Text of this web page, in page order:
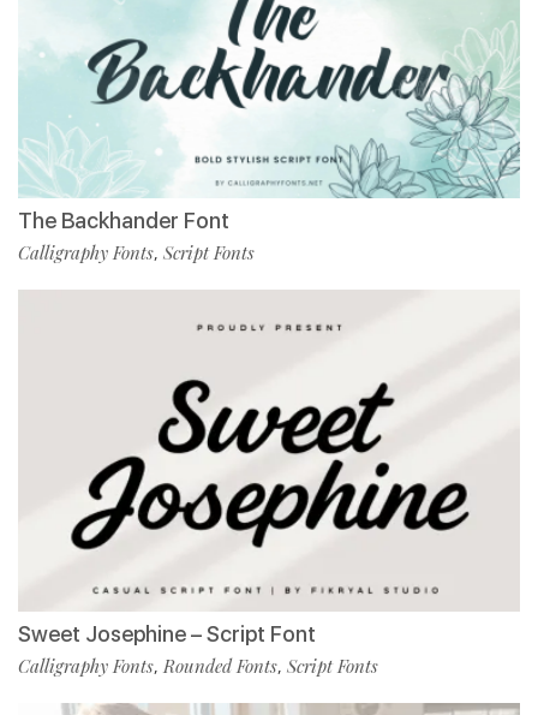
The Backhander Font
Calligraphy Fonts, Script Fonts
Sweet Josephine – Script Font
Calligraphy Fonts, Rounded Fonts, Script Fonts